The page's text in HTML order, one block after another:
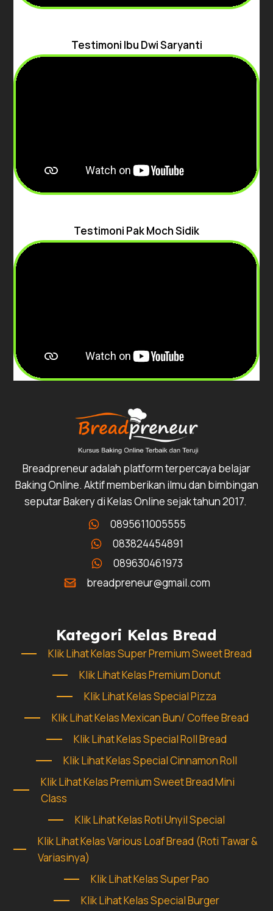
Testimoni Ibu Dwi Saryanti
Testimoni Pak Moch Sidik
Breadpreneur adalah platform terpercaya belajar
Baking Online. Aktif memberikan ilmu dan bimbingan
seputar Bakery di Kelas Online sejak tahun 2017.
0895611005555
083824454891
089630461973
breadpreneur@gmail.com
Kategori Kelas Bread
Klik Lihat Kelas Super Premium Sweet Bread
Klik Lihat Kelas Premium Donut
Klik Lihat Kelas Special Pizza
Klik Lihat Kelas Mexican Bun/ Coffee Bread
Klik Lihat Kelas Special Roll Bread
Klik Lihat Kelas Special Cinnamon Roll
Klik Lihat Kelas Premium Sweet Bread Mini
Class
Klik Lihat Kelas Roti Unyil Special
Klik Lihat Kelas Various Loaf Bread (Roti Tawar &
Variasinya)
Klik Lihat Kelas Super Pao
Klik Lihat Kelas Special Burger